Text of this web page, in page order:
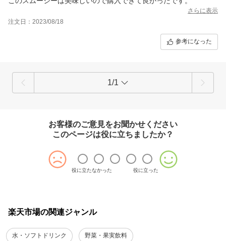
さらに表示
注文日：2023/08/18
参考になった
1/1
お客様のご意見をお聞かせください
このページは役に立ちましたか？
役に立たなかった 役に立った
楽天市場の関連ジャンル
水・ソフトドリンク 野菜・果実飲料